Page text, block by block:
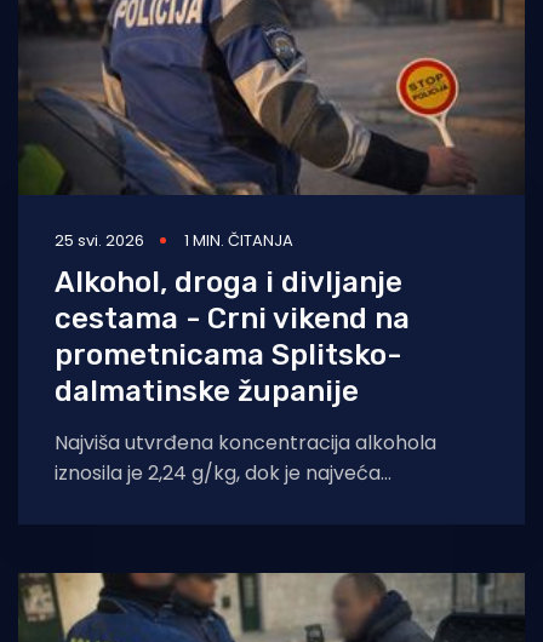
25 svi. 2026 1 MIN. ČITANJA
Alkohol, droga i divljanje
cestama - Crni vikend na
prometnicama Splitsko-
dalmatinske županije
Najviša utvrđena koncentracija alkohola
iznosila je 2,24 g/kg, dok je najveća
km/h.